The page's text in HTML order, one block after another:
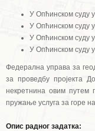
У Опћинском суду
У Опћинском суду
У Опћинском суду
У Опћинском суду
Федерална управа за
за проведбу пројекта
некретнина овим путем
пружање услуга за горе
Опис радног задатка: